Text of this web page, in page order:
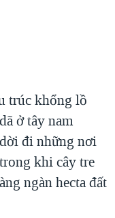
QUÁ KHỨ VÀ HIỆN
trúc khổng lồ
ở tây nam
đi những nơi
khi cây tre
ngàn hecta đất